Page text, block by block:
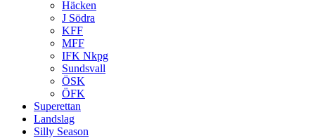
Häcken
J Södra
KFF
MFF
IFK Nkpg
Sundsvall
ÖSK
ÖFK
Superettan
Landslag
Silly Season